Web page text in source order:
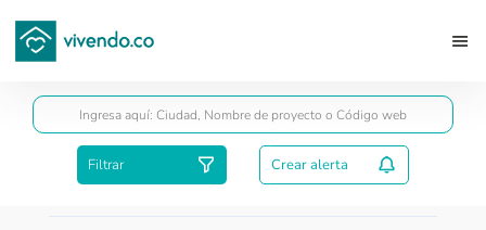
Filtrar Crear alerta
Guardar